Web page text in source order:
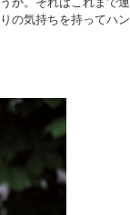
の気持ちを持ってハ